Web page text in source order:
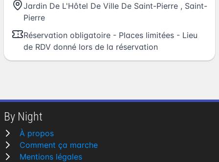
Jardin De L'Hôtel De Ville De Saint-Pierre , Saint-
Pierre
Réservation obligatoire - Places limitées - Lieu
de RDV donné lors de la réservation
By Night
À propos
Comment ça marche
Mentions légales